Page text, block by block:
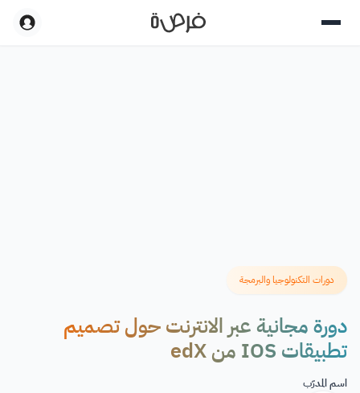
دورات التكنولوجيا والبرمجة
دورة مجانية عبر الانترنت حول تصميم
تطبيقات IOS من edX
اسم المدرّب